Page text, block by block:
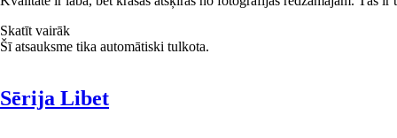
Skatīt vairāk
Šī atsauksme tika automātiski tulkota.
Sērija Libet